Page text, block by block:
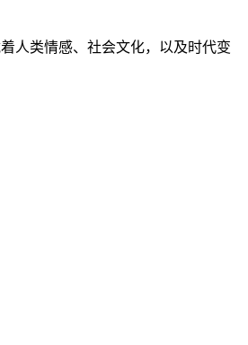
人类情感、社会文化，以及时代变